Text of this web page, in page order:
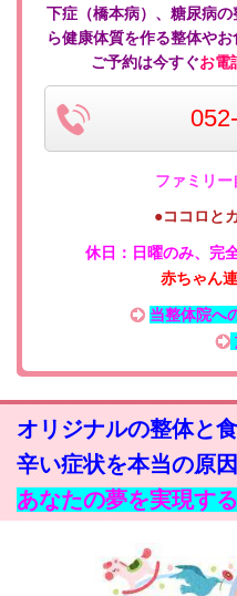
下症（橋本病）、糖尿病
ら健康体質を作る整体や
ご予約は今すぐお電
ファミリ
●ココロと
休日：日曜のみ、 完
赤ちゃん
当整体院へ
オリジナルの整体と
辛い症状を本当の原
あなたの夢を実現す